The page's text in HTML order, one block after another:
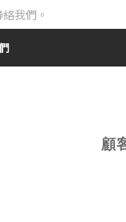
我們。
顧